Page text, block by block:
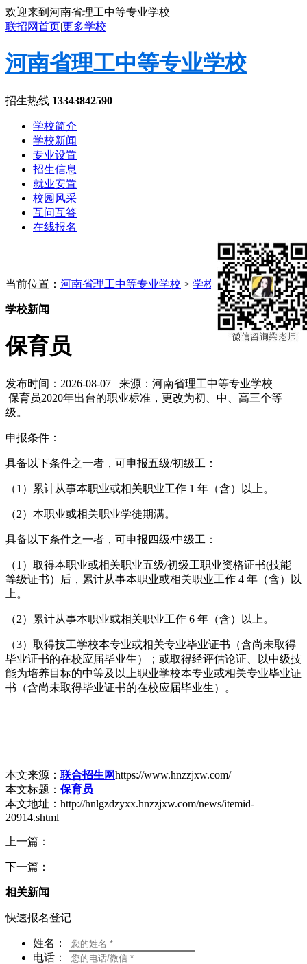
欢迎来到河南省理工中等专业学校
联招网首页|更多学校
河南省理工中等专业学校
招生热线 13343842590
学校简介
学校新闻
专业设置
招生信息
就业安置
校园风采
互问互答
在线报名
当前位置： 河南省理工中等专业学校 > 学校新闻
学校新闻
保育员
发布时间：2026-08-07 来源：河南省理工中等专业学校
保育员2020年出台的职业标准，更改为初、中、高三个等
级。
申报条件：
具备以下条件之一者，可申报五级/初级工：
（1）累计从事本职业或相关职业工作 1 年（含）以上。
（2）本职业或相关职业学徒期满。
具备以下条件之一者，可申报四级/中级工：
（1）取得本职业或相关职业五级/初级工职业资格证书(技能
等级证书）后，累计从事本职业或相关职业工作 4 年（含）以
上。
（2）累计从事本职业或相关职业工作 6 年（含）以上。
（3）取得技工学校本专业或相关专业毕业证书（含尚未取得
毕业证书的在校应届毕业生）；或取得经评估论证、以中级技
能为培养目标的中等及以上职业学校本专业或相关专业毕业证
书（含尚未取得毕业证书的在校应届毕业生）。
本文来源： 联合招生网https://www.hnzzjxw.com/
本文标题： 保育员
本文地址：http://hnlgzdzyxx.hnzzjxw.com/news/itemid-
20914.shtml
上一篇：
下一篇：
相关新闻
快速报名登记
姓名：
电话：